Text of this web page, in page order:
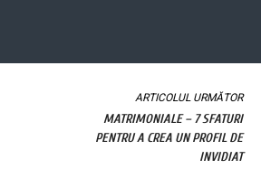
ARTICOLUL URMĂTOR
MATRIMONIALE – 7 SFATURI
PENTRU A CREA UN PROFIL DE
INVIDIAT